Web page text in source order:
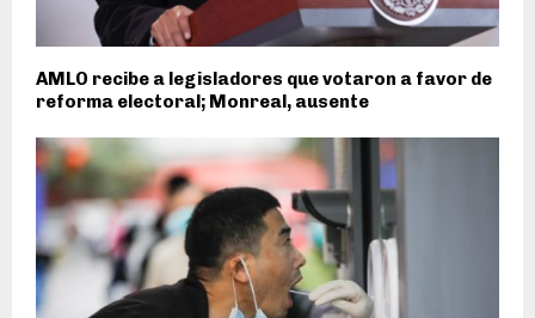
AMLO recibe a legisladores que votaron a favor de
reforma electoral; Monreal, ausente